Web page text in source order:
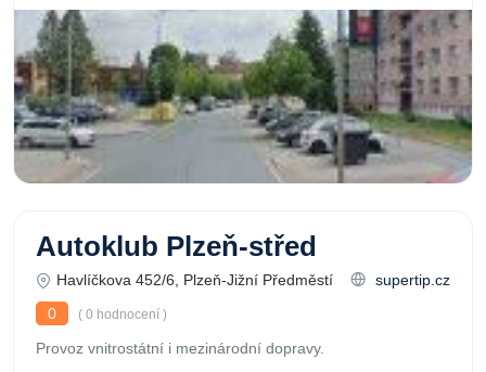
Autoklub Plzeň-střed
Havlíčkova 452/6, Plzeň-Jižní Předměstí
supertip.cz
0
( 0 hodnocení )
Provoz vnitrostátní i mezinárodní dopravy.